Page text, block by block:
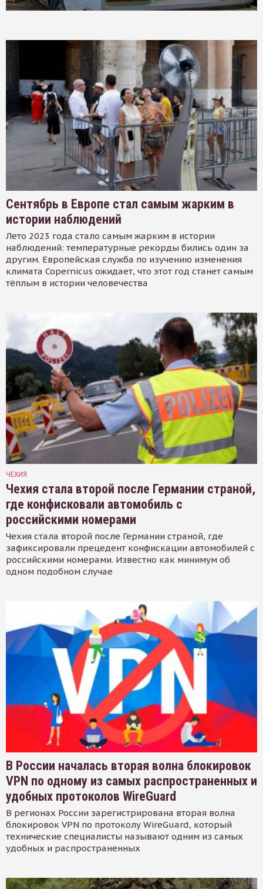
Сентябрь в Европе стал самым жарким в
истории наблюдений
Лето 2023 года стало самым жарким в истории
наблюдений: температурные рекорды бились один за
другим. Европейская служба по изучению изменения
климата Copernicus ожидает, что этот год станет самым
тёплым в истории человечества
ЧЕХИЯ
Чехия стала второй после Германии страной,
где конфисковали автомобиль с
российскими номерами
Чехия стала второй после Германии страной, где
зафиксировали прецедент конфискации автомобилей с
российскими номерами. Известно как минимум об
одном подобном случае
В России началась вторая волна блокировок
VPN по одному из самых распространенных и
удобных протоколов WireGuard
В регионах России зарегистрирована вторая волна
блокировок VPN по протоколу WireGuard, который
технические специалисты называют одним из самых
удобных и распространенных